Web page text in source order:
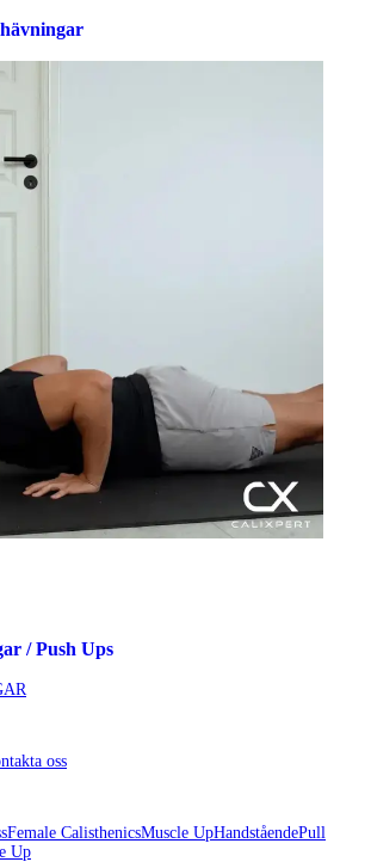
/ Push Ups
oss
Female CalisthenicsMuscle UpHandståendePull
Up